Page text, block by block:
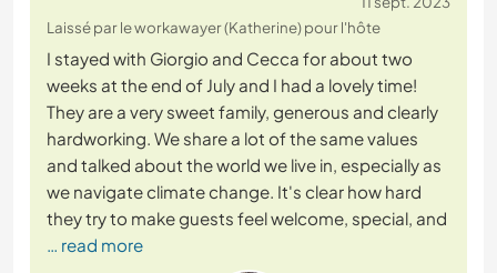
Laissé par le workawayer (Katherine) pour l'hôte
I stayed with Giorgio and Cecca for about two
weeks at the end of July and I had a lovely time!
They are a very sweet family, generous and clearly
hardworking. We share a lot of the same values
and talked about the world we live in, especially as
we navigate climate change. It's clear how hard
they try to make guests feel welcome, special, and
… read more